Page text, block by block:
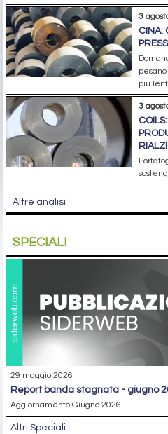
3
CINA:
più
3
RIALZI
Altre analisi
SPECIALI
29 maggio 2026
report banda stagnata - giugno
Aggiornamento Giugno 2026
Altri Speciali